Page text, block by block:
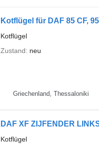
Kotflügel für DAF 85 CF,
Kotflügel
Zustand
neu
Griechenland, Thessaloniki
DAF XF ZIJFENDER
Kotflügel